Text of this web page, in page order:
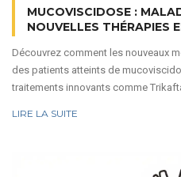
MUCOVISCIDOSE :
NOUVELLES THÉRAPIES
Découvrez comment les nouveaux
des patients atteints de
traitements innovants comme
LIRE LA SUITE